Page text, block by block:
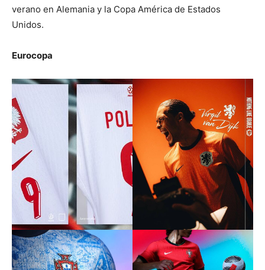
verano en Alemania y la Copa América de Estados
Unidos.
Eurocopa